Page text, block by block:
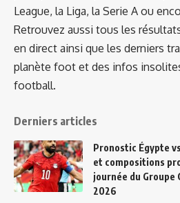
League, la Liga, la Serie A ou
Retrouvez aussi tous les
en direct ainsi que les derniers
planète foot et des infos
football.
Derniers articles
Pronostic Égypte
et compositions
journée du Groupe
2026